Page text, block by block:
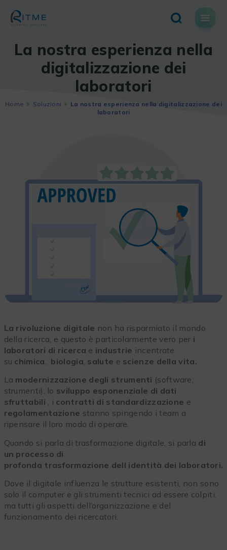
content
La nostra esperienza nella
digitalizzazione dei
laboratori
Home Soluzioni
La nostra esperienza nella digitalizzazione dei
laboratori
La rivoluzione digitale non ha risparmiato il mondo
della ricerca, e questo è particolarmente vero per i
laboratori di ricerca e industrie incentrate
su chimica biologia salute e scienze della vita.
La modernizzazione degli strumenti (software,
strumenti), lo sviluppo esponenziale di dati
sfruttabili , i contratti di standardizzazione e
regolamentazione stanno spingendo i team a
ripensare il loro modo di operare.
Quando si parla di trasformazione digitale, si parla di
un processo di
profonda trasformazione dell identità dei laboratori.
Dove il digitale influenza le strutture esistenti, non sono
solo il computer e gli strumenti tecnici ad essere colpiti,
ma tutti gli aspetti dell’organizzazione e del
funzionamento dei ricercatori.